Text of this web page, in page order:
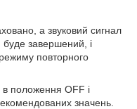
а звуковий сигнал
буде завершений, і
повторного
положення OFF і
значень.